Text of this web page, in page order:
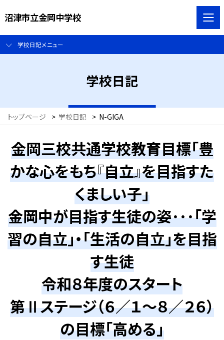
沼津市立金岡中学校
学校日記メニュー
学校日記
トップページ > 学校日記 > N-GIGA
金岡三校共通学校教育目標「豊
かな心をもち『自立』を目指すた
くましい子」
金岡中が目指す生徒の姿･･･「学
習の自立」・「生活の自立」を目指
す生徒
令和８年度のスタート
第Ⅱステージ（６／１～８／２６）
の目標「高める」